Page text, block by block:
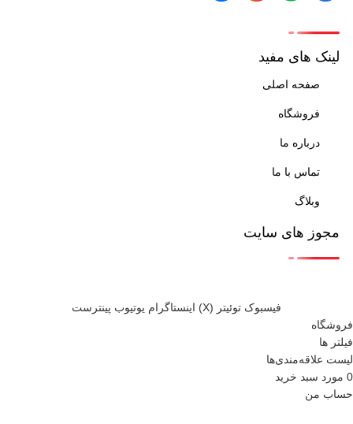
لینک های مفید
صفحه اصلی
فروشگاه
درباره ما
تماس با ما
وبلاگ
مجوز های سایت
فيسبوک توئیتر (X) اینستاگرام یوتیوب پینترست
فروشگاه
فیلتر ها
لیست علاقه‌مندی‌ها
0 مورد سبد خرید
حساب من